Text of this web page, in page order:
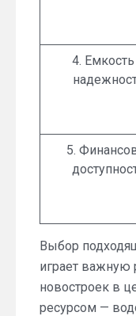
4.
5.
Выбор
играет важную
новостроек в
ресурсом —